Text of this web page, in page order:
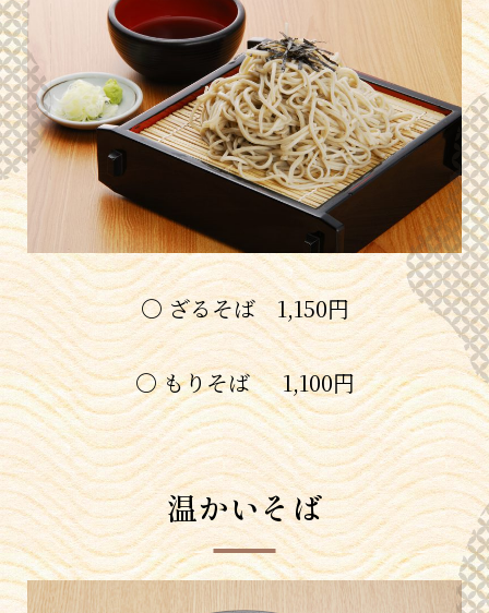
〇 ざるそば 1,150円
〇 もりそば 1,100円
温かいそば